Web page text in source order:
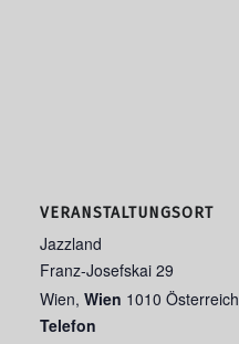
VERANSTALTUNGSORT
Jazzland
Franz-Josefskai 29
Wien, Wien 1010 Österreich
Telefon